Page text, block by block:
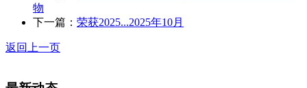
物
下一篇： 荣获2025...2025年10月
返回上一页